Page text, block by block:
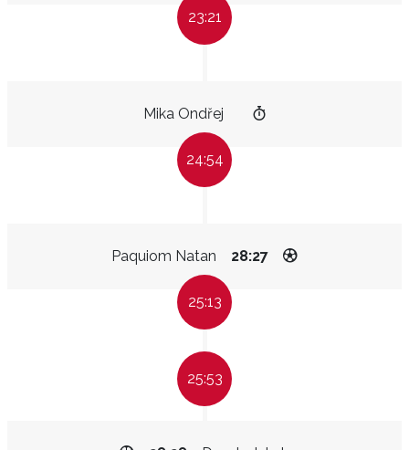
23:21
Mika Ondřej
24:54
Paquiom Natan 28:27
25:13
25:53